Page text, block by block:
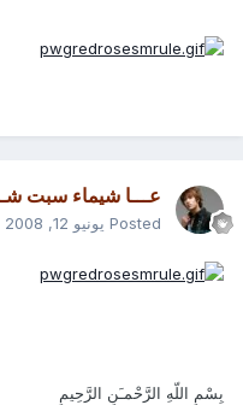
عـــا شيماء سبت
Posted يونيو 12, 2008
بِسْمِ اللّهِ الرَّحْمـَنِ الرَّحِيمِ